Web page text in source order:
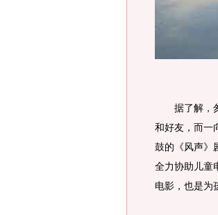
据了解，匆
和好友，而一
鼓的《风声》
全力协助儿童
电影，也是为